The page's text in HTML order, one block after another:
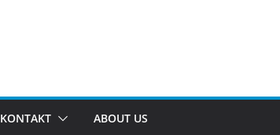
KONTAKT ABOUT US